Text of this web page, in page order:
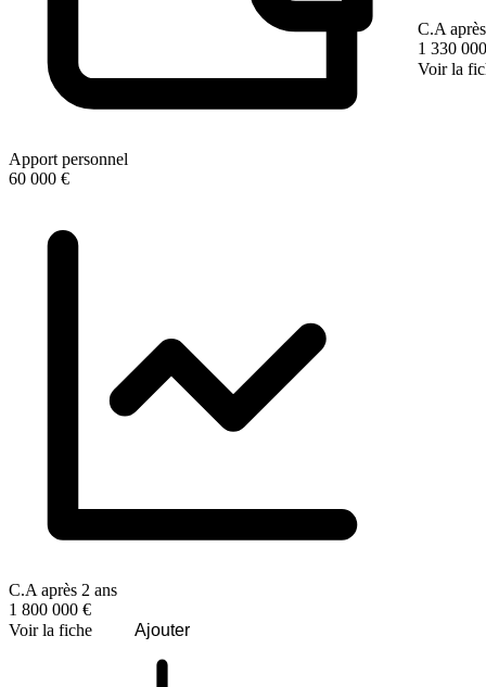
Apport personnel
60 000 €
C.A après 2 ans
1 800 000 €
Voir la fiche
Ajouter
C.A
1 330
Voir la